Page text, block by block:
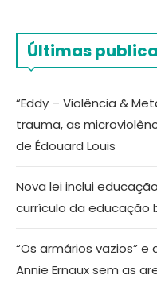
Últimas
“Eddy – Violência &
trauma, as
de Édouard Louis
Nova lei inclui
currículo da educação
“Os armários vazios”
Annie Ernaux sem as